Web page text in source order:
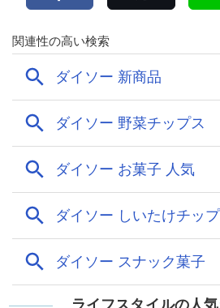
ライフスタイルの人